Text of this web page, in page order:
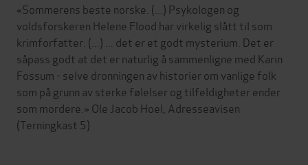
«Sommerens beste norske. (...) Psykologen og
voldsforskeren Helene Flood har virkelig slått til som
krimforfatter. (...) ... det er et godt mysterium. Det er
såpass godt at det er naturlig å sammenligne med Karin
Fossum - selve dronningen av historier om vanlige folk
som på grunn av sterke følelser og tilfeldigheter ender
som mordere.» Ole Jacob Hoel, Adresseavisen